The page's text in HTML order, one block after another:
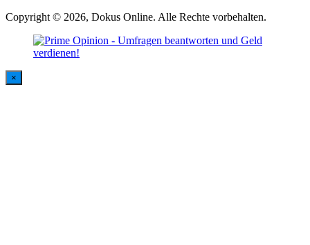
Copyright © 2026, Dokus Online. Alle Rechte vorbehalten.
×